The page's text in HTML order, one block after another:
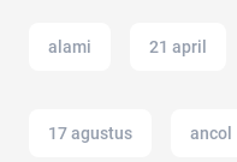
alami 21 april
17 agustus ancol